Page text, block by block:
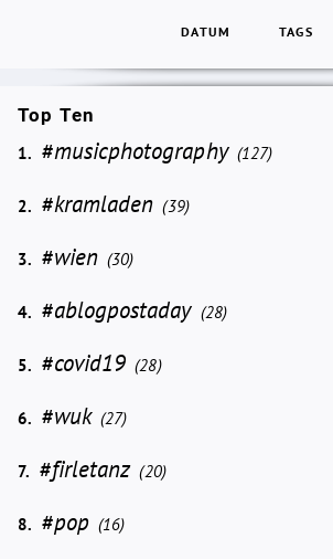
DATUM TAGS
Top Ten
1. #musicphotography (127)
2. #kramladen (39)
3. #wien (30)
4. #ablogpostaday (28)
5. #covid19 (28)
6. #wuk (27)
7. #firletanz (20)
8. #pop (16)